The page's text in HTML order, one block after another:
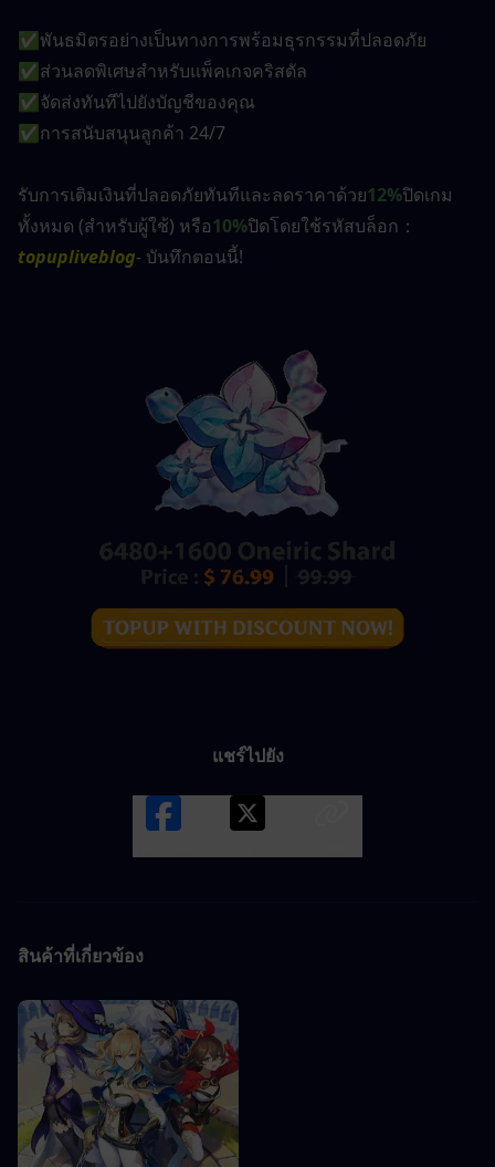
✅พันธมิตรอย่างเป็นทางการพร้อมธุรกรรมที่ปลอดภัย
✅ส่วนลดพิเศษสำหรับแพ็คเกจคริสตัล
✅จัดส่งทันทีไปยังบัญชีของคุณ
✅การสนับสนุนลูกค้า 24/7
รับการเติมเงินที่ปลอดภัยทันทีและลดราคาด้วย12%ปิดเกม
ทั้งหมด (สำหรับผู้ใช้) หรือ10%ปิดโดยใช้รหัสบล็อก：
topupliveblog- บันทึกตอนนี้!
แชร์ไปยัง
สินค้าที่เกี่ยวข้อง